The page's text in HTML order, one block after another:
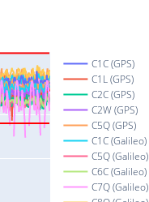
C1C (GPS)
C1L (GPS)
C2C (GPS)
C2W (GPS)
C5Q (GPS)
C1C (Galileo)
C5Q (Galileo)
C6C (Galileo)
C7Q (Galileo)